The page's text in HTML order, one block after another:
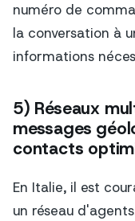
numéro de
la conversation à
informations
5) Réseaux
messages
contacts
En Italie, il est
un réseau